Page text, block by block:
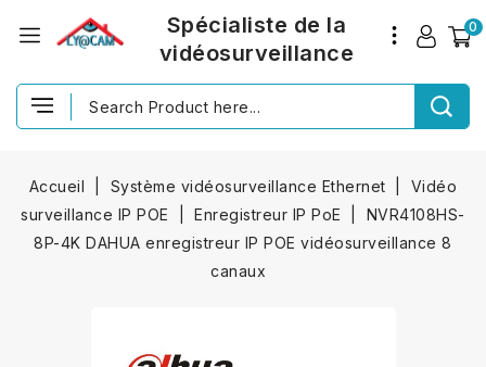
0
Spécialiste de la
vidéosurveillance
Accueil Système vidéosurveillance Ethernet
Vidéo
surveillance IP POE
Enregistreur IP PoE
NVR4108HS-
8P-4K DAHUA enregistreur IP POE vidéosurveillance 8
canaux